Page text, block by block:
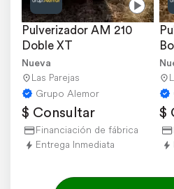
Pulverizador AM 210
Doble XT
Nueva
Las Parejas
Grupo Alemor
$ Consultar
Financiación de fábrica
Entrega Inmediata
$